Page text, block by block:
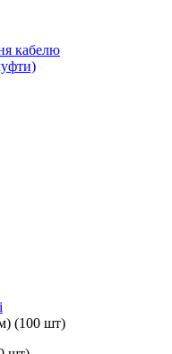
кабелю
(100 шт)